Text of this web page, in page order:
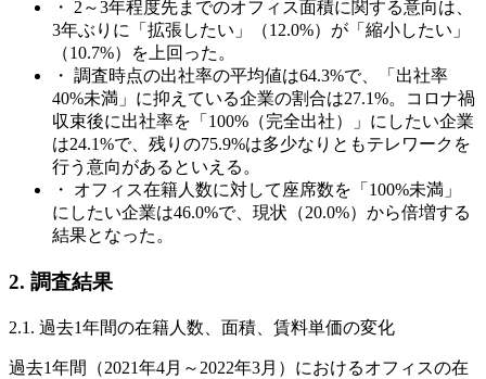
・ 2～3年程度先までのオフィス面積に関する意向は、
3年ぶりに「拡張したい」（12.0%）が「縮小したい」
（10.7%）を上回った。
・ 調査時点の出社率の平均値は64.3%で、「出社率
40%未満」に抑えている企業の割合は27.1%。コロナ禍
収束後に出社率を「100%（完全出社）」にしたい企業
は24.1%で、残りの75.9%は多少なりともテレワークを
行う意向があるといえる。
・ オフィス在籍人数に対して座席数を「100%未満」
にしたい企業は46.0%で、現状（20.0%）から倍増する
結果となった。
2. 調査結果
2.1. 過去1年間の在籍人数、面積、賃料単価の変化
過去1年間（2021年4月～2022年3月）におけるオフィスの在